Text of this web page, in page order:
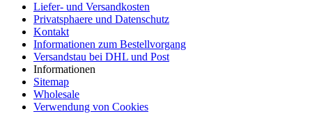
Liefer- und Versandkosten
Privatsphaere und Datenschutz
Kontakt
Informationen zum Bestellvorgang
Versandstau bei DHL und Post
Informationen
Sitemap
Wholesale
Verwendung von Cookies